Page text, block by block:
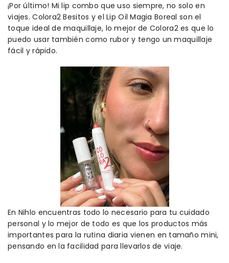
¡Por último! Milip combo que uso siempre, no solo en
viajes. Colora2 Besitos y elLip Oil Magia Boreal son el
toque ideal de maquillaje, lo mejor de Colora2 es que lo
puedo usar también como rubor y tengo un maquillaje
fácil y rápido.
En Nihlo encuentras todo lo necesario para tu cuidado
personal y lo mejor de todo es que los productos más
importantespara la rutina diaria vienen en tamaño mini,
pensando en la facilidad para llevarlos de viaje.